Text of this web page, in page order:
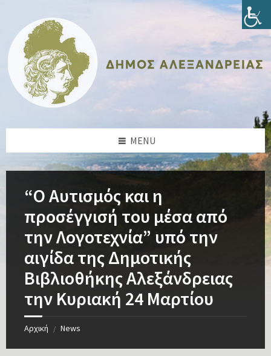
content
sidebar
sidebar
footer
MENU
“Ο Αυτισμός και η
προσέγγισή του μέσα από
την Λογοτεχνία” υπό την
αιγίδα της Δημοτικής
Βιβλιοθήκης Αλεξάνδρειας
την Κυριακή 24 Μαρτίου
Αρχική / News